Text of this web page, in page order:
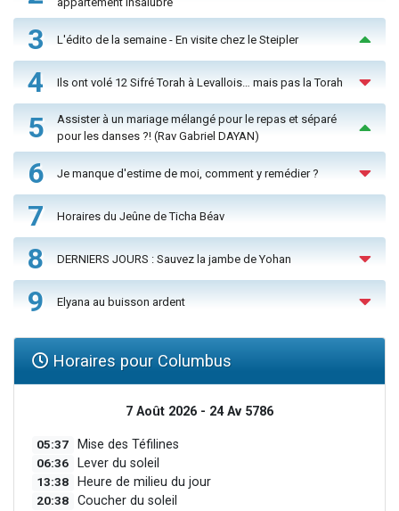
3 L'édito de la semaine - En visite chez le Steipler
4 Ils ont volé 12 Sifré Torah à Levallois… mais pas la Torah
5
Assister à un mariage mélangé pour le repas et séparé
pour les danses ?! (Rav Gabriel DAYAN)
6 Je manque d'estime de moi, comment y remédier ?
7 Horaires du Jeûne de Ticha Béav
8 DERNIERS JOURS : Sauvez la jambe de Yohan
9 Elyana au buisson ardent
Horaires pour Columbus
7 Août 2026 - 24 Av 5786
05:37 Mise des Téfilines
06:36 Lever du soleil
13:38 Heure de milieu du jour
20:38 Coucher du soleil